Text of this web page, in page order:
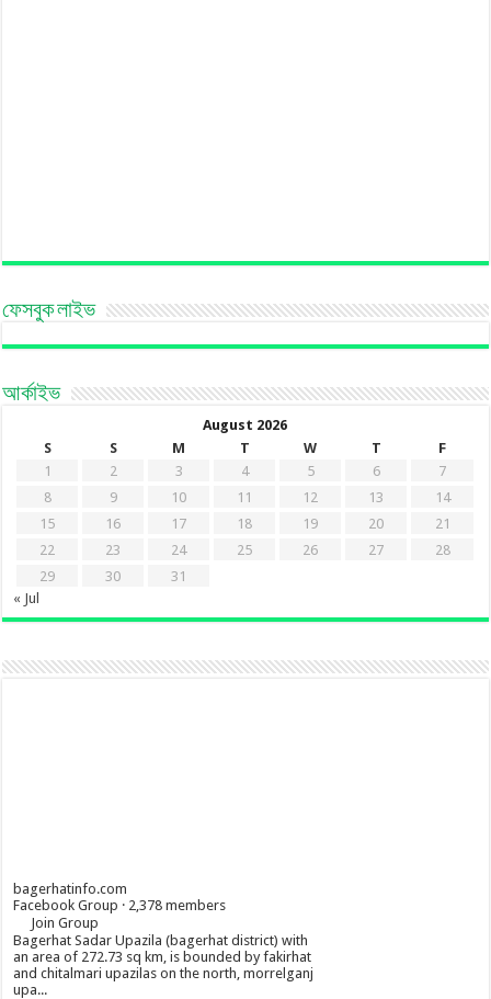
ফেসবুক লাইভ
আর্কাইভ
August 2026
S
S M T W T
F
1
2 3 4 5 6
7
8
9 10 11 12 13
14
15
16 17 18 19 20
21
22
23 24 25 26 27
28
29
30
31
« Jul
bagerhatinfo.com
Facebook Group · 2,378 members
Join Group
Bagerhat Sadar Upazila (bagerhat district) with
an area of 272.73 sq km, is bounded by fakirhat
and chitalmari upazilas on the north, morrelganj
upa...